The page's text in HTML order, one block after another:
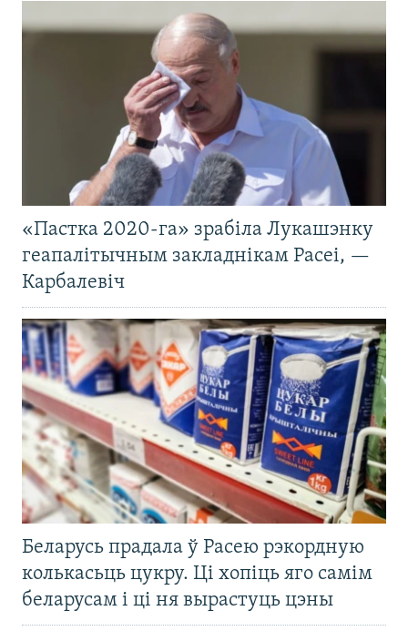
«Пастка 2020-га» зрабіла Лукашэнку
геапалітычным закладнікам Расеі, —
Карбалевіч
Беларусь прадала ў Расею рэкордную
колькасьць цукру. Ці хопіць яго самім
беларусам і ці ня вырастуць цэны